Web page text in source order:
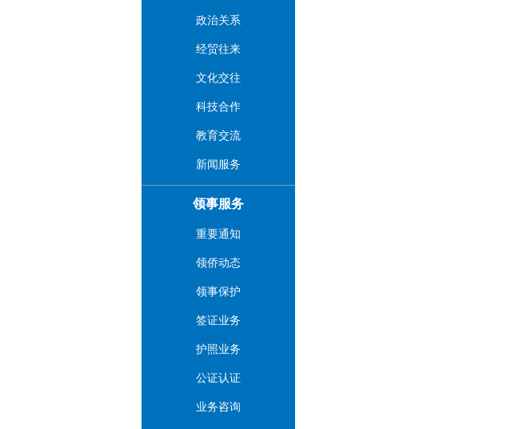
政治关系
经贸往来
文化交往
科技合作
教育交流
新闻服务
领事服务
重要通知
领侨动态
领事保护
签证业务
护照业务
公证认证
业务咨询